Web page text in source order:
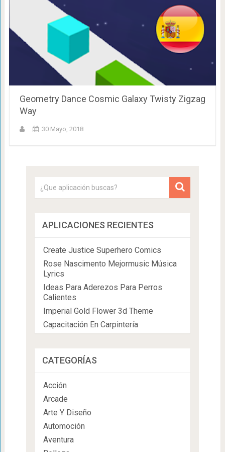
Geometry Dance Cosmic Galaxy Twisty Zigzag
Way
30 Mayo, 2018
APLICACIONES RECIENTES
Create Justice Superhero Comics
Rose Nascimento Mejormusic Música
Lyrics
Ideas Para Aderezos Para Perros
Calientes
Imperial Gold Flower 3d Theme
Capacitación En Carpintería
CATEGORÍAS
Acción
Arcade
Arte Y Diseño
Automoción
Aventura